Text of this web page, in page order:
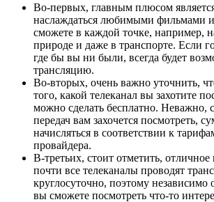
Во-первых, главным плюсом
наслаждаться любимыми фильмами
сможете в каждой точке, например,
природе и даже в транспорте. Если
где бы вы ни были, всегда будет
трансляцию.
Во-вторых, очень важно уточнить,
того, какой телеканал вы захотите
можно сделать бесплатно. Неважно,
передач вам захочется посмотреть,
начисляться в соответствии к
провайдера.
В-третьих, стоит отметить,
почти все телеканалы проводят
круглосуточно, поэтому независимо
вы сможете посмотреть что-то